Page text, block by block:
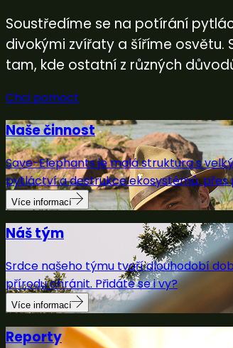
Soustředíme se na potírání
divokými zvířaty a šíříme
tam, kde ostatní z různých
Chci pomoct
Naše činnost
Save-Elephants je malá struktura s
pytláctví a destrukce ekosystémů, přes
Více informací
Náš tým
Srdce našeho týmu tvoří dlouhodobí
přírodu chránit. Přidáte se i vy?
Více informací
Reporty